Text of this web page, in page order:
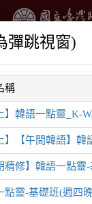
推廣課程
彈跳視窗)
稱
】韓語一點靈_K-
】【午間韓語】
精修】韓語一點
點靈-基礎班(週四